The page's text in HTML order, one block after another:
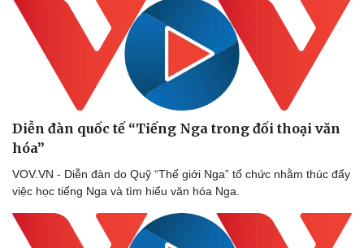
Diễn đàn quốc tế “Tiếng Nga trong đối thoại văn
hóa”
VOV.VN - Diễn đàn do Quỹ “Thế giới Nga” tổ chức nhằm thúc đẩy
việc học tiếng Nga và tìm hiểu văn hóa Nga.